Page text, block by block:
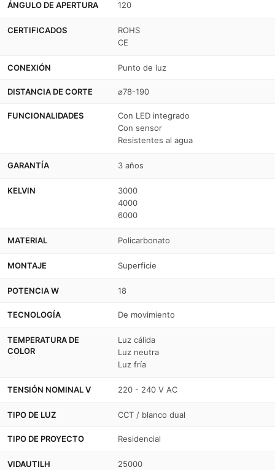
Superficie
/
-
IP54
Superficie
/
-
IP54
ÁNGULO DE APERTURA 120
CERTIFICADOS
ROHS
CE
CONEXIÓN Punto de luz
DISTANCIA DE CORTE ⌀78-190
FUNCIONALIDADES
Con LED integrado
Con sensor
Resistentes al agua
GARANTÍA 3 años
KELVIN
3000
4000
6000
MATERIAL Policarbonato
MONTAJE Superficie
POTENCIA W 18
TECNOLOGÍA De movimiento
TEMPERATURA DE
COLOR
Luz cálida
Luz neutra
Luz fría
TENSIÓN NOMINAL V 220 - 240 V AC
TIPO DE LUZ CCT / blanco dual
TIPO DE PROYECTO Residencial
VIDAUTILH 25000